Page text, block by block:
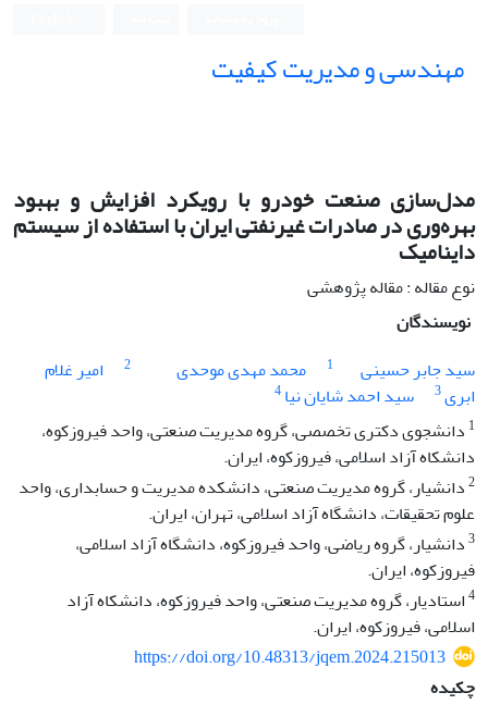
مهندسی و مدیریت کیفیت
مدل‌سازی صنعت خودرو با رویکرد افزایش و بهبود
بهره‌وری در صادرات غیرنفتی ایران با استفاده از سیستم
داینامیک
نوع مقاله : مقاله پژوهشی
نویسندگان
سید جابر حسینی
1 محمد مهدی موحدی 2
امیر غلام
ابری3 سید احمد شایان نیا4
1 دانشجوی دکتری تخصصی، گروه مدیریت صنعتی، واحد فیروزکوه،
دانشکاه آزاد اسلامی، فیروزکوه، ایران.
2دانشیار، گروه مدیریت صنعتی، دانشکده مدیریت و حسابداری، واحد
علوم تحقیقات، دانشگاه آزاد اسلامی، تهران، ایران.
3دانشیار، گروه ریاضی، واحد فیروزکوه، دانشگاه آزاد اسلامی،
فیروزکوه، ایران.
4استادیار، گروه مدیریت صنعتی، واحد فیروزکوه، دانشکاه آزاد
اسلامی، فیروزکوه، ایران.
https://doi.org/10.48313/jqem.2024.215013
چکیده